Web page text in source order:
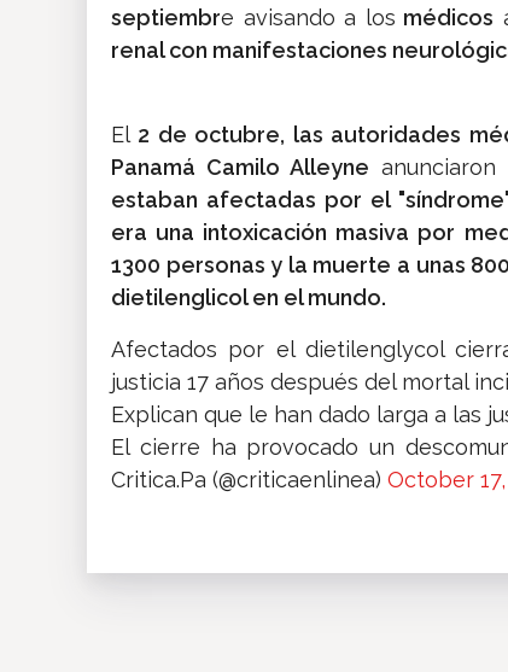
septiembre avisando a los médicos
renal con manifestaciones
El 2 de octubre, las autoridades
Panamá Camilo Alleyne
estaban afectadas por el
era una intoxicación masiva por
1300 personas y la muerte a unas
dietilenglicol en el mundo.​
Afectados por el dietilenglycol
justicia 17 años después del mortal
Explican que le han dado larga a las
El cierre ha provocado un
Critica.Pa (@criticaenlinea) October 17,